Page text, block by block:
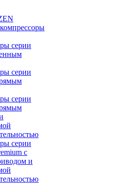
серии
серии
серии
серии
с
и